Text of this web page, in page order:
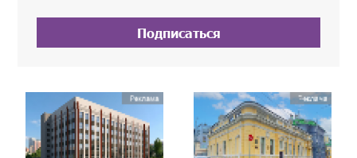
Подписаться